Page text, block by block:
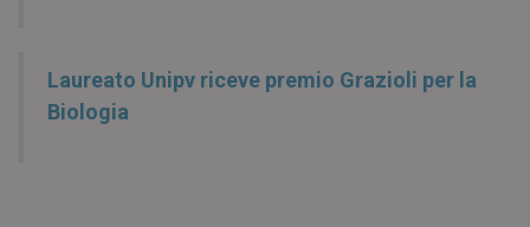
Laureato Unipv riceve premio Grazioli per la
Biologia